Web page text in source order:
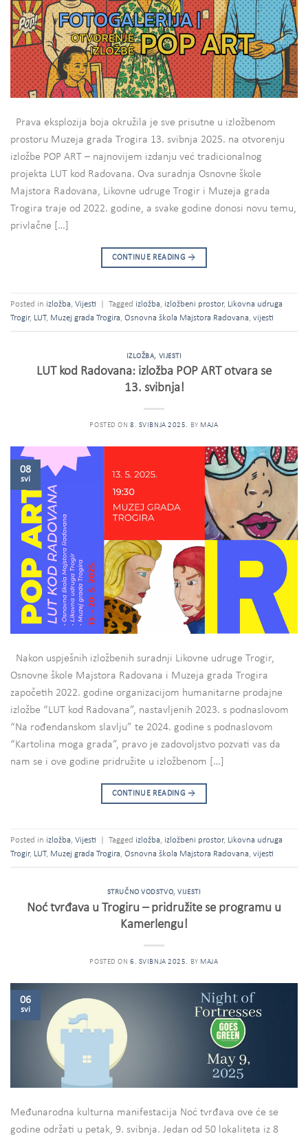
Prava eksplozija boja okružila je sve prisutne u izložbenom
prostoru Muzeja grada Trogira 13. svibnja 2025. na otvorenju
izložbe POP ART – najnovijem izdanju već tradicionalnog
projekta LUT kod Radovana. Ova suradnja Osnovne škole
Majstora Radovana, Likovne udruge Trogir i Muzeja grada
Trogira traje od 2022. godine, a svake godine donosi novu temu,
privlačne […]
CONTINUE READING →
Posted in izložba, Vijesti Tagged izložba, izložbeni prostor, Likovna udruga
Trogir, LUT, Muzej grada Trogira, Osnovna škola Majstora Radovana, vijesti
IZLOŽBA, VIJESTI
LUT kod Radovana: izložba POP ART otvara se
13. svibnja!
POSTED ON8. SVIBNJA 2025. BY MAJA
08
svi
Nakon uspješnih izložbenih suradnji Likovne udruge Trogir,
Osnovne škole Majstora Radovana i Muzeja grada Trogira
započetih 2022. godine organizacijom humanitarne prodajne
izložbe “LUT kod Radovana”, nastavljenih 2023. s podnaslovom
“Na rođendanskom slavlju” te 2024. godine s podnaslovom
“Kartolina moga grada”, pravo je zadovoljstvo pozvati vas da
nam se i ove godine pridružite u izložbenom […]
CONTINUE READING →
Posted in izložba, Vijesti Tagged izložba, izložbeni prostor, Likovna udruga
Trogir, LUT, Muzej grada Trogira, Osnovna škola Majstora Radovana, vijesti
STRUČNO VODSTVO,VIJESTI
Noć tvrđava u Trogiru – pridružite se programu u
Kamerlengu!
POSTED ON6. SVIBNJA 2025. BY MAJA
06
svi
Međunarodna kulturna manifestacija Noć tvrđava ove će se
godine održati u petak, 9. svibnja. Jedan od 50 lokaliteta iz 8